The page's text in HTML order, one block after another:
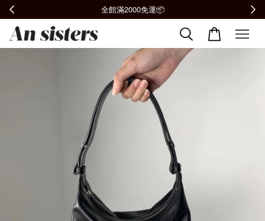
全館滿2000免運📦